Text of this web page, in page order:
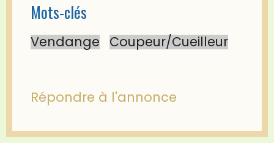
Mots-clés
Vendange Coupeur/Cueilleur
Répondre à l'annonce